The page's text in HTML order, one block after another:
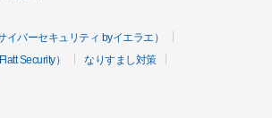
バーセキュリティ byイエラエ）
Security）
なりすまし対策